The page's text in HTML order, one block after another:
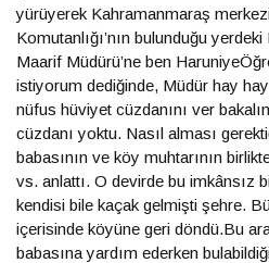
yürüyerek Kahramanmaraş
Komutanlığı’nın bulunduğu
Maarif Müdürü’ne ben
istiyorum dediğinde, Müdür hay
nüfus hüviyet cüzdanını ver
cüzdanı yoktu. Nasıl alması
babasının ve köy muhtarının
vs. anlattı. O devirde bu imkânsız
kendisi bile kaçak gelmişti şehre.
içerisinde köyüne geri döndü.Bu
babasına yardım ederken